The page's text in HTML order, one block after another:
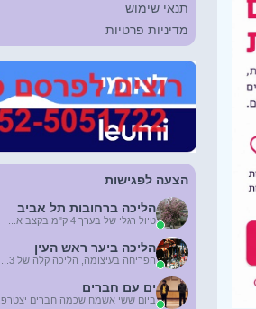
תנאי שימוש
מדיניות פרטיות
הצעה לפגישות
הליכה ברחובות תל אביב
טיול רגלי של בערך 4 ק"מ בקצב א...
הליכה ביער ראש העין
הפריחה בעיצומה, הליכה קלה של 3...
ים עם חברים
ביום ששי אשמח שכמה חברים יצטרפ...